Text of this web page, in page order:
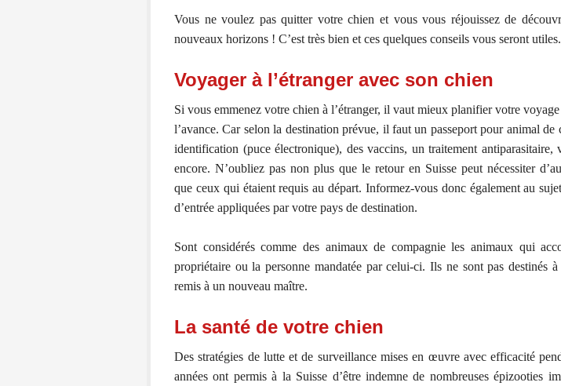
Vous ne voulez pas quitter votre chien et vous vous réjouissez de
nouveaux horizons ! C’est très bien et ces quelques conseils vous seront utiles.
Voyager à l’étranger avec son chien
Si vous emmenez votre chien à l’étranger, il vaut mieux planifier votre
l’avance. Car selon la destination prévue, il faut un passeport pour animal de
identification (puce électronique), des vaccins, un traitement antiparasitaire,
encore. N’oubliez pas non plus que le retour en Suisse peut nécessiter
que ceux qui étaient requis au départ. Informez-vous donc également au
d’entrée appliquées par votre pays de destination.
Sont considérés comme des animaux de compagnie les animaux qui
propriétaire ou la personne mandatée par celui-ci. Ils ne sont pas destinés
remis à un nouveau maître.
La santé de votre chien
Des stratégies de lutte et de surveillance mises en œuvre avec efficacité
années ont permis à la Suisse d’être indemne de nombreuses épizooties